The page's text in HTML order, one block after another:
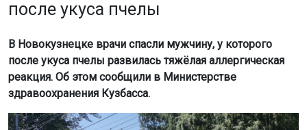
после укуса пчелы
В Новокузнецке врачи спасли мужчину, у которого
после укуса пчелы развилась тяжёлая аллергическая
реакция. Об этом сообщили в Министерстве
здравоохранения Кузбасса.